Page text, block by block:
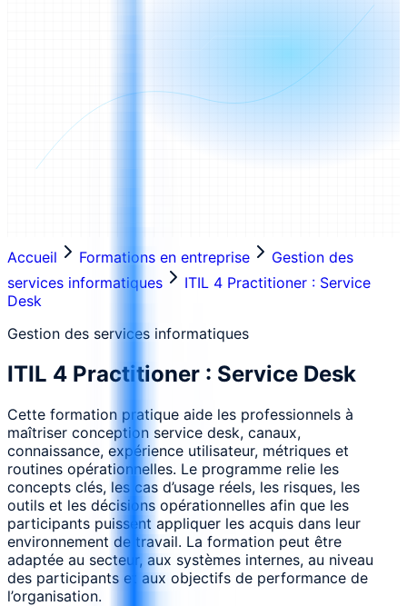
Accueil Formations en entreprise
Gestion des
services informatiques
ITIL 4 Practitioner : Service
Desk
Gestion des services informatiques
ITIL 4 Practitioner : Service Desk
Cette formation pratique aide les professionnels à
maîtriser conception service desk, canaux,
connaissance, expérience utilisateur, métriques et
routines opérationnelles. Le programme relie les
concepts clés, les cas d’usage réels, les risques, les
outils et les décisions opérationnelles afin que les
participants puissent appliquer les acquis dans leur
environnement de travail. La formation peut être
adaptée au secteur, aux systèmes internes, au niveau
des participants et aux objectifs de performance de
l’organisation.